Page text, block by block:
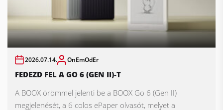
2026.07.14. OnEmOdEr
FEDEZD FEL A GO 6 (GEN II)-T
A BOOX örömmel jelenti be a BOOX Go 6 (Gen II)
megjelenését, a 6 colos ePaper olvasót, melyet a